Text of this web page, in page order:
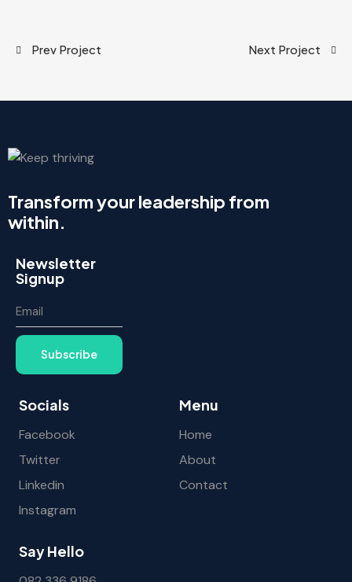
Prev Project Next Project
Transform your leadership from
within.
Newsletter
Signup
Subscribe
Socials
Facebook
Twitter
Linkedin
Instagram
Menu
Home
About
Contact
Say Hello